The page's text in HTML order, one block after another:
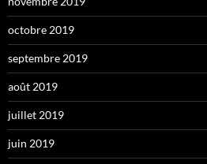
octobre 2019
septembre 2019
août 2019
juillet 2019
juin 2019